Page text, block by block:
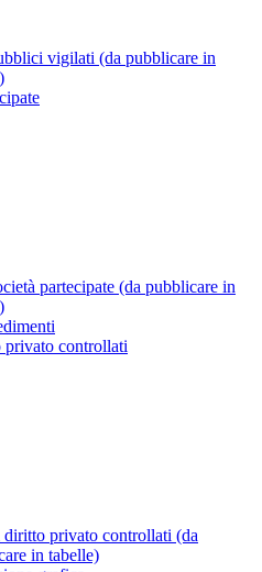
vigilati (da pubblicare in
partecipate (da pubblicare in
controllati
privato controllati (da
in tabelle)